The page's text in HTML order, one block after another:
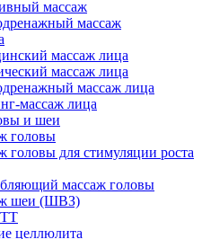
массаж
массаж
массаж лица
массаж лица
массаж лица
массаж лица
и шеи
головы
головы для стимуляции роста
массаж головы
шеи (ШВЗ)
целлюлита